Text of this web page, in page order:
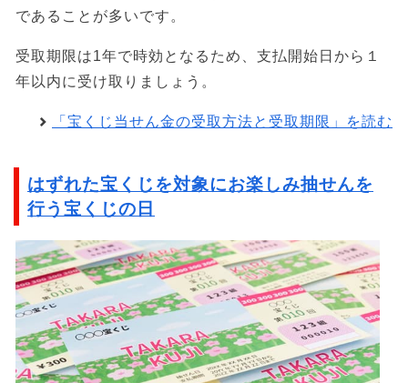
であることが多いです。
受取期限は1年で時効となるため、支払開始日から１
年以内に受け取りましょう。
「宝くじ当せん金の受取方法と受取期限」を読む
はずれた宝くじを対象にお楽しみ抽せんを
行う宝くじの日